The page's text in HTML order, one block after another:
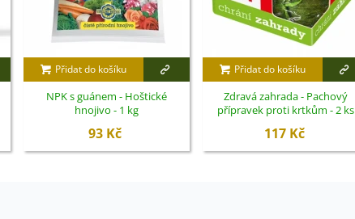
Přidat do košíku
NPK s guánem - Hoštické
hnojivo - 1 kg
93 Kč
Přidat do košíku
Zdravá zahrada - Pachový
přípravek proti krtkům - 2 ks
117 Kč